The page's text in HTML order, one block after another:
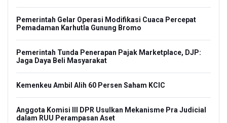
Pemerintah Gelar Operasi Modifikasi Cuaca Percepat
Pemadaman Karhutla Gunung Bromo
Pemerintah Tunda Penerapan Pajak Marketplace, DJP:
Jaga Daya Beli Masyarakat
Kemenkeu Ambil Alih 60 Persen Saham KCIC
Anggota Komisi III DPR Usulkan Mekanisme Pra Judicial
dalam RUU Perampasan Aset